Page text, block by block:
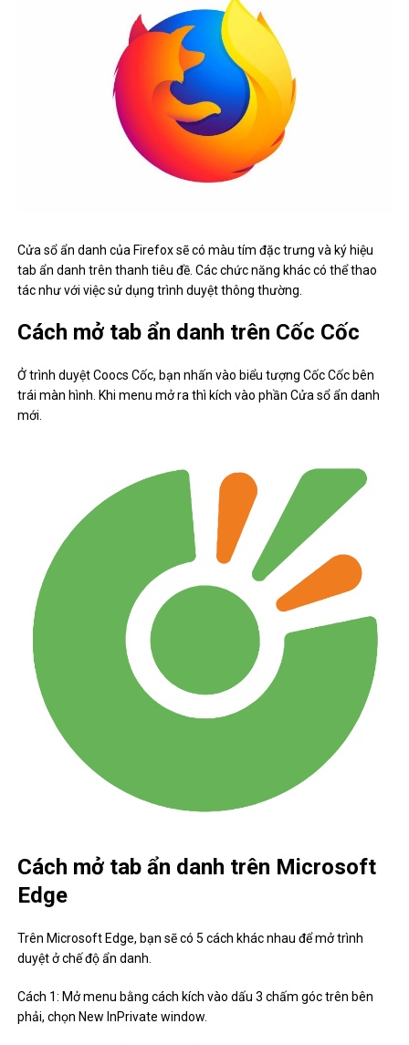
Cửa sổ ẩn danh của Firefox sẽ có màu tím đặc trưng và ký hiệu
tab ẩn danh trên thanh tiêu đề. Các chức năng khác có thể thao
tác như với việc sử dụng trình duyệt thông thường.
Cách mở tab ẩn danh trên Cốc Cốc
Ở trình duyệt Coocs Cốc, bạn nhấn vào biểu tượng Cốc Cốc bên
trái màn hình. Khi menu mở ra thì kích vào phần Cửa sổ ẩn danh
mới.
Cách mở tab ẩn danh trên Microsoft
Edge
Trên Microsoft Edge, bạn sẽ có 5 cách khác nhau để mở trình
duyệt ở chế độ ẩn danh.
Cách 1: Mở menu bằng cách kích vào dấu 3 chấm góc trên bên
phải, chọn New InPrivate window.